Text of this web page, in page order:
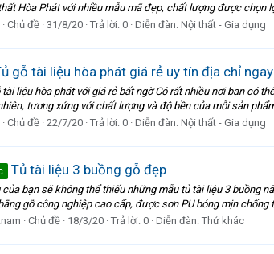
Hòa Phát với nhiều mẫu mã đẹp, chất lượng được chọn
Chủ đề 31/8/20 Trả lời: 0 Diễn đàn: Nội thất - Gia dụng
gỗ tài liệu hòa phát giá rẻ uy tín địa chỉ
tài liệu hòa phát với giá rẻ bất ngờ Có rất nhiều nơi bạn có
tương xứng với chất lượng và độ bền của mỗi sản
Chủ đề 22/7/20 Trả lời: 0 Diễn đàn: Nội thất - Gia dụng
Tủ tài liệu 3 buồng gỗ đẹp
của bạn sẽ không thể thiếu những mẫu tủ tài liệu 3 buồng
gỗ công nghiệp cao cấp, được sơn PU bóng mịn chống
Chủ đề 18/3/20 Trả lời: 0 Diễn đàn: Thứ khác